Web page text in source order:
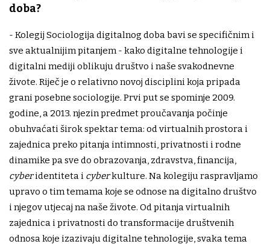
doba?
- Kolegij Sociologija digitalnog doba bavi se specifičnim i
sve aktualnijim pitanjem - kako digitalne tehnologije i
digitalni mediji oblikuju društvo i naše svakodnevne
živote. Riječ je o relativno novoj disciplini koja pripada
grani posebne sociologije. Prvi put se spominje 2009.
godine, a 2013. njezin predmet proučavanja počinje
obuhvaćati širok spektar tema: od virtualnih prostora i
zajednica preko pitanja intimnosti, privatnosti i rodne
dinamike pa sve do obrazovanja, zdravstva, financija,
cyberidentiteta i cyberkulture. Na kolegiju raspravljamo
upravo o tim temama koje se odnose na digitalno društvo
i njegov utjecaj na naše živote. Od pitanja virtualnih
zajednica i privatnosti do transformacije društvenih
odnosa koje izazivaju digitalne tehnologije, svaka tema